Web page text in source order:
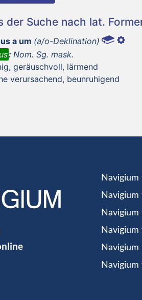
der Suche nach lat.
a um (a/o-Deklination)
: Nom. Sg. mask.
geräuschvoll, lärmend
verursachend, beunruhigend
Navigium
Navigium
Navigium